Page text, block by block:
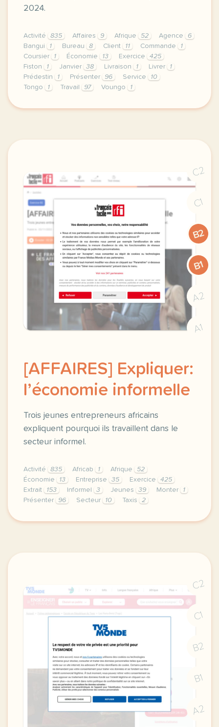
2024.
Activité 835 Affaires 9 Afrique 52 Agence
6
Bangui
1 Bureau 8 Client 11 Commande
1
Coursier
1 Économie 13 Exercice
425
Fiston
1 Janvier 38 Livraison 1 Livrer
1
Prédestin
1 Présenter 96 Service
10
Tongo
1 Travail 97 Voungo 1
exercice a2 warani un service de livraison a
C2
C1
B2
B1
A2
A1
[AFFAIRES] Expliquer:
l’économie informelle
Trois jeunes entrepreneurs africains
expliquent pourquoi ils travaillent dans le
secteur informel.
Activité 835 Africab 1 Afrique
52
Économie
13 Entreprise 35 Exercice
425
Extrait
153 Informel 3 Jeunes 39 Monter
1
Présenter
96 Secteur 10 Taxis 2
exercice b2 affaires expliquer l economie
C2
C1
B2
B1
A2